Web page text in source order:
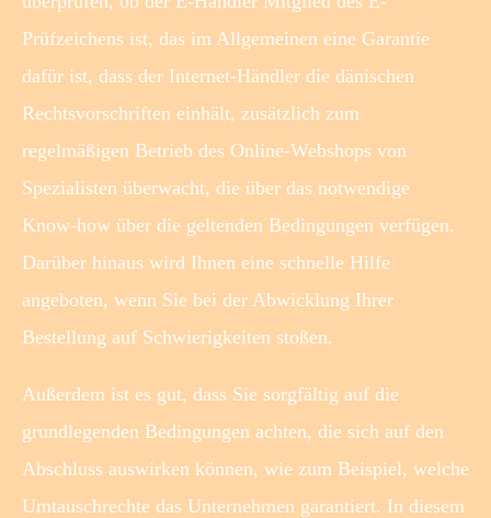
Prüfzeichens ist, das im Allgemeinen eine Garantie
dafür ist, dass der Internet-Händler die dänischen
Rechtsvorschriften einhält, zusätzlich zum
regelmäßigen Betrieb des Online-Webshops von
Spezialisten überwacht, die über das notwendige
Know-how über die geltenden Bedingungen verfügen.
Darüber hinaus wird Ihnen eine schnelle Hilfe
angeboten, wenn Sie bei der Abwicklung Ihrer
Bestellung auf Schwierigkeiten stoßen.
Außerdem ist es gut, dass Sie sorgfältig auf die
grundlegenden Bedingungen achten, die sich auf den
Abschluss auswirken können, wie zum Beispiel, welche
Umtauschrechte das Unternehmen garantiert. In diesem